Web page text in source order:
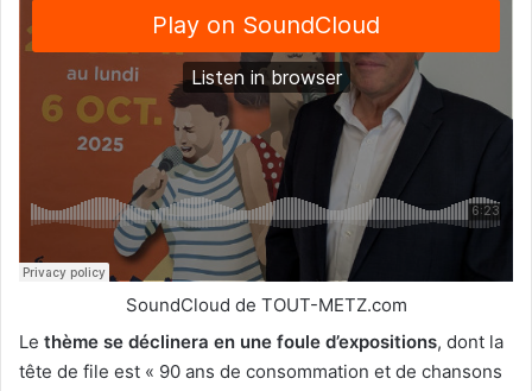
SoundCloud de TOUT-METZ.com
Le thème se déclinera en une foule d’expositions, dont la
tête de file est « 90 ans de consommation et de chansons